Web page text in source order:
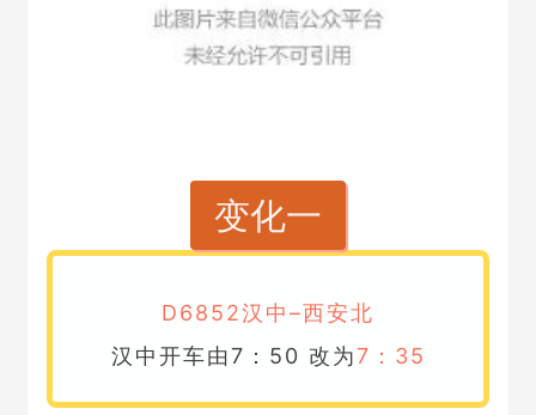
变化一
D6852汉中–西安北
汉中开车由7：50 改为7：35